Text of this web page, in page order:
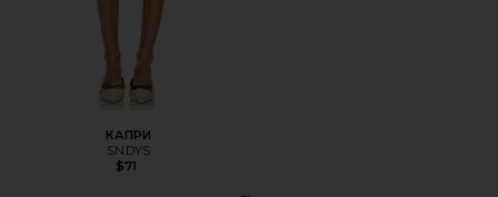
КАПРИ
SNDYS
$71